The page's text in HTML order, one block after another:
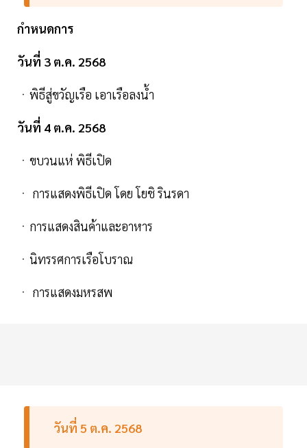
กำหนดการ
วันที่ 3 ต.ค. 2568
ㆍพิธีสู่ขวัญเรือ เอาเรือลงน้ำ
วันที่ 4 ต.ค. 2568
ㆍขบวนแห่ พิธีเปิด
ㆍ การแสดงพิธีเปิด โดย โยชิ รินรดา
ㆍการแสดงสินค้าและอาหาร
ㆍนิทรรศการเรือโบราณ
ㆍ การแสดงมหรสพ
วันที่ 5 ต.ค. 2568